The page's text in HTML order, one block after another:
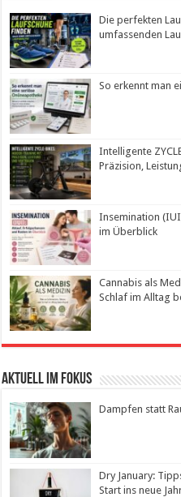
Die perfekten
umfassenden
So erkennt man
Intelligente
Präzision,
Insemination
im Überblick
Cannabis als
Schlaf im Alltag
Aktuell im Fokus
Dampfen statt
Dry January:
Start ins neue